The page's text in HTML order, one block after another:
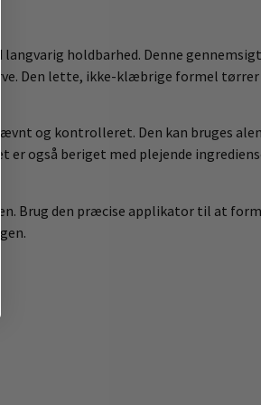
holdbarhed. Denne
Den lette, ikke-klæbrige formel
og kontrolleret. Den kan bruges
også beriget med plejende
Brug den præcise applikator til at